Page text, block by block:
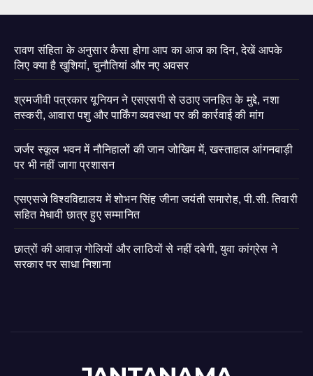
रावण संहिता के अनुसार कैसा होगा आप का आज का दिन, देखें आपके
लिए क्या है खुशियां, चुनौतियां और नए अवसर
श्रमजीवी पत्रकार यूनियन ने एसएसपी से उठाए जनहित के मुद्दे, नशा
तस्करी, आवारा पशु और पार्किंग व्यवस्था पर की कार्रवाई की मांग
जर्जर स्कूल भवन में नौनिहालों की जान जोखिम में, खस्ताहाल आंगनबाड़ी
पर भी नहीं जागा प्रशासन
एसएसजे विश्वविद्यालय में शोभन सिंह जीना जयंती समारोह, पी.सी. तिवारी
सहित मेधावी छात्र हुए सम्मानित
छात्रों की आवाज़ गोलियों और लाठियों से नहीं दबेगी, युवा कांग्रेस ने
सरकार पर साधा निशाना